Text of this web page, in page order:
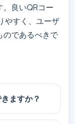
良いQRコー
やすく、ユーザ
のであるべきで
ますか？